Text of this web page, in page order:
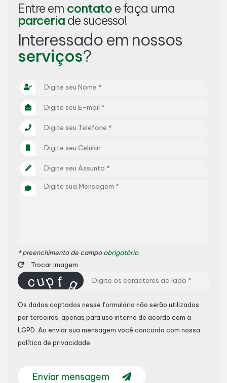
Entre em contato e faça uma
parceria de sucesso!
Interessado em nossos
serviços?
* preenchimento de campoobrigatório
Trocar imagem
Os dados captados nesse formulário não serão utilizados
por terceiros, apenas para uso interno de acordo com a
LGPD . Ao enviar sua mensagem você concorda com nossa
política de privacidade.
Enviar mensagem